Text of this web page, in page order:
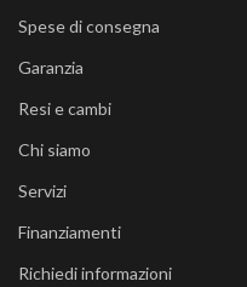
Spese di consegna
Garanzia
Resi e cambi
Chi siamo
Servizi
Finanziamenti
Richiedi informazioni